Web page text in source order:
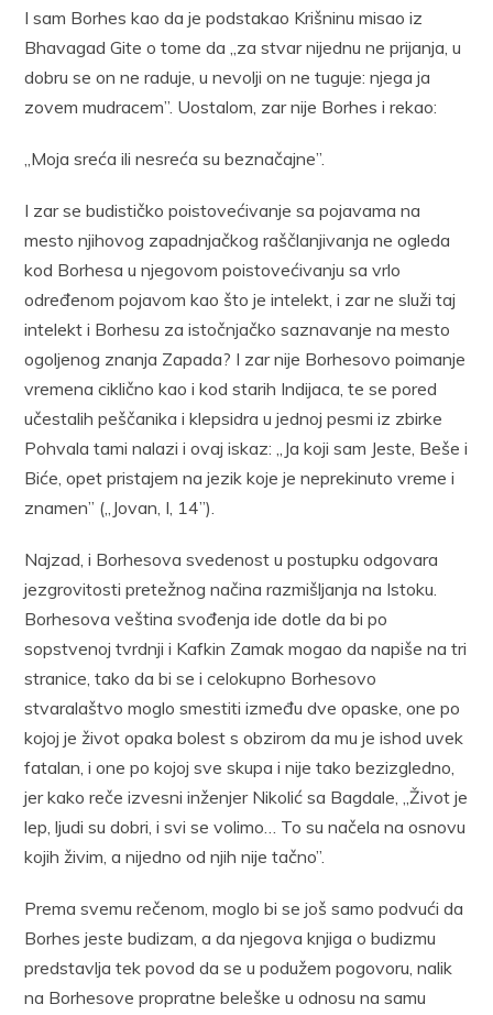
I sam Borhes kao da je podstakao Krišninu misao iz
Bhavagad Gite o tome da „za stvar nijednu ne prijanja, u
dobru se on ne raduje, u nevolji on ne tuguje: njega ja
zovem mudracem”. Uostalom, zar nije Borhes i rekao:
„Moja sreća ili nesreća su beznačajne”.
I zar se budističko poistovećivanje sa pojavama na
mesto njihovog zapadnjačkog raščlanjivanja ne ogleda
kod Borhesa u njegovom poistovećivanju sa vrlo
određenom pojavom kao što je intelekt, i zar ne služi taj
intelekt i Borhesu za istočnjačko saznavanje na mesto
ogoljenog znanja Zapada? I zar nije Borhesovo poimanje
vremena ciklično kao i kod starih Indijaca, te se pored
učestalih peščanika i klepsidra u jednoj pesmi iz zbirke
Pohvala tami nalazi i ovaj iskaz: „Ja koji sam Jeste, Beše i
Biće, opet pristajem na jezik koje je neprekinuto vreme i
znamen” („Jovan, I, 14”).
Najzad, i Borhesova svedenost u postupku odgovara
jezgrovitosti pretežnog načina razmišljanja na Istoku.
Borhesova veština svođenja ide dotle da bi po
sopstvenoj tvrdnji i Kafkin Zamak mogao da napiše na tri
stranice, tako da bi se i celokupno Borhesovo
stvaralaštvo moglo smestiti između dve opaske, one po
kojoj je život opaka bolest s obzirom da mu je ishod uvek
fatalan, i one po kojoj sve skupa i nije tako bezizgledno,
jer kako reče izvesni inženjer Nikolić sa Bagdale, „Život je
lep, ljudi su dobri, i svi se volimo… To su načela na osnovu
kojih živim, a nijedno od njih nije tačno”.
Prema svemu rečenom, moglo bi se još samo podvući da
Borhes jeste budizam, a da njegova knjiga o budizmu
predstavlja tek povod da se u podužem pogovoru, nalik
na Borhesove propratne beleške u odnosu na samu